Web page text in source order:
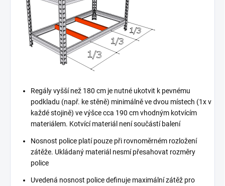
Regály vyšší než 180 cm je nutné ukotvit k pevnému
podkladu (např. ke stěně) minimálně ve dvou místech (1x v
každé stojině) ve výšce cca 190 cm vhodným kotvícím
materiálem. Kotvící materiál není součástí balení
Nosnost police platí pouze při rovnoměrném rozložení
zátěže. Ukládaný materiál nesmí přesahovat rozměry
police
Uvedená nosnost police definuje maximální zátěž pro